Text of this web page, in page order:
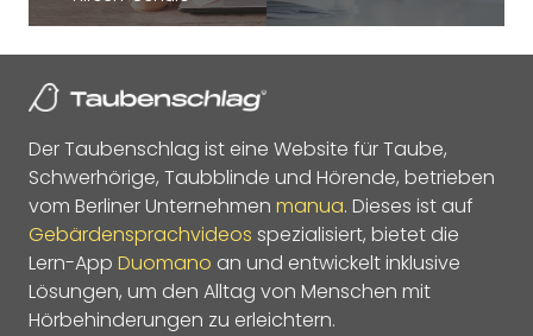
Der Taubenschlag ist eine Website für Taube,
Schwerhörige, Taubblinde und Hörende, betrieben
vom Berliner Unternehmen manua. Dieses ist auf
Gebärdensprachvideos spezialisiert, bietet die
Lern-App Duomano an und entwickelt inklusive
Lösungen, um den Alltag von Menschen mit
Hörbehinderungen zu erleichtern.